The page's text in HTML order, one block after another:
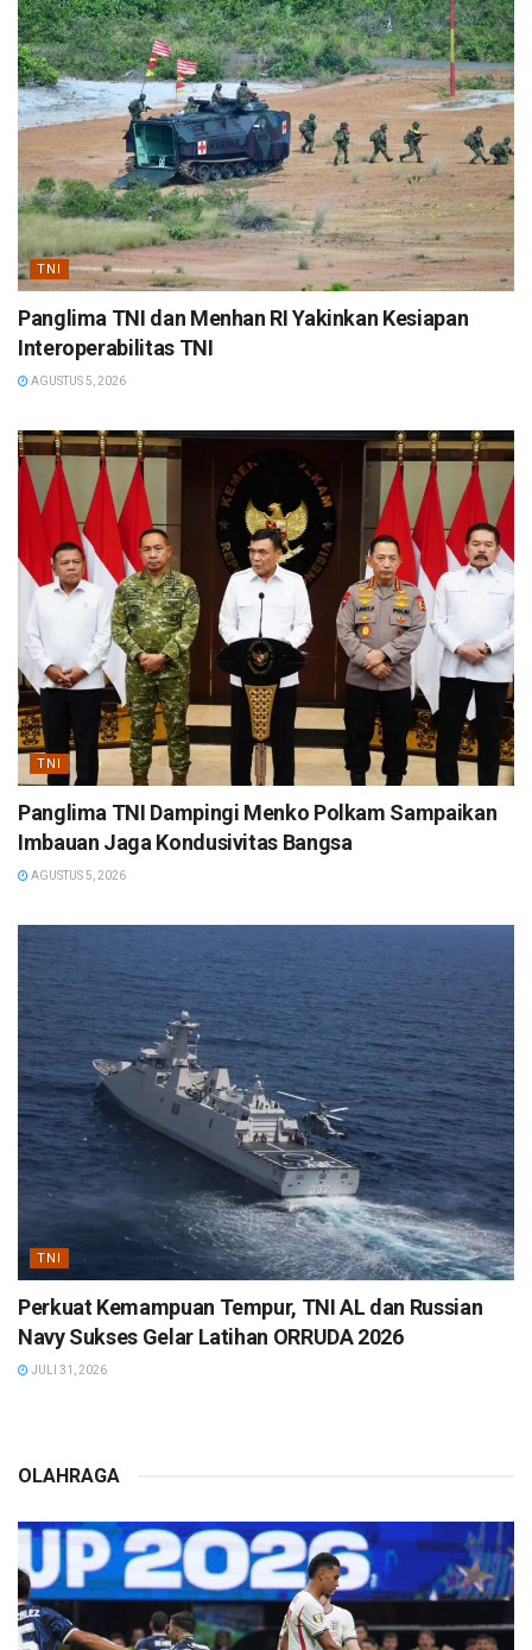
TNI
Panglima TNI dan Menhan RI Yakinkan Kesiapan
Interoperabilitas TNI
AGUSTUS 5, 2026
TNI
Panglima TNI Dampingi Menko Polkam Sampaikan
Imbauan Jaga Kondusivitas Bangsa
AGUSTUS 5, 2026
TNI
Perkuat Kemampuan Tempur, TNI AL dan Russian
Navy Sukses Gelar Latihan ORRUDA 2026
JULI 31, 2026
OLAHRAGA